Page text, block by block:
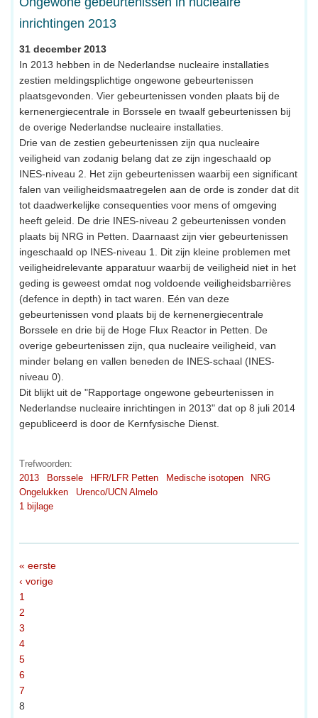
inrichtingen 2013
31 december 2013
In 2013 hebben in de Nederlandse nucleaire installaties
zestien meldingsplichtige ongewone gebeurtenissen
plaatsgevonden. Vier gebeurtenissen vonden plaats bij de
kernenergiecentrale in Borssele en twaalf gebeurtenissen bij
de overige Nederlandse nucleaire installaties.
Drie van de zestien gebeurtenissen zijn qua nucleaire
veiligheid van zodanig belang dat ze zijn ingeschaald op
INES-niveau 2. Het zijn gebeurtenissen waarbij een significant
falen van veiligheidsmaatregelen aan de orde is zonder dat dit
tot daadwerkelijke consequenties voor mens of omgeving
heeft geleid. De drie INES-niveau 2 gebeurtenissen vonden
plaats bij NRG in Petten. Daarnaast zijn vier gebeurtenissen
ingeschaald op INES-niveau 1. Dit zijn kleine problemen met
veiligheidrelevante apparatuur waarbij de veiligheid niet in het
geding is geweest omdat nog voldoende veiligheidsbarrières
(defence in depth) in tact waren. Eén van deze
gebeurtenissen vond plaats bij de kernenergiecentrale
Borssele en drie bij de Hoge Flux Reactor in Petten. De
overige gebeurtenissen zijn, qua nucleaire veiligheid, van
minder belang en vallen beneden de INES-schaal (INES-
niveau 0).
Dit blijkt uit de "Rapportage ongewone gebeurtenissen in
Nederlandse nucleaire inrichtingen in 2013" dat op 8 juli 2014
gepubliceerd is door de Kernfysische Dienst.
Trefwoorden:
2013
Borssele HFR/LFR Petten Medische isotopen
NRG
Ongelukken
Urenco/UCN Almelo
1 bijlage
« eerste
‹ vorige
1
2
3
4
5
6
7
8